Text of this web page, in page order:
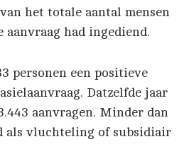
het totale aantal mensen
aanvraag had ingediend.
personen een positieve
Datzelfde jaar
aanvragen. Minder dan
als vluchteling of subsidiair